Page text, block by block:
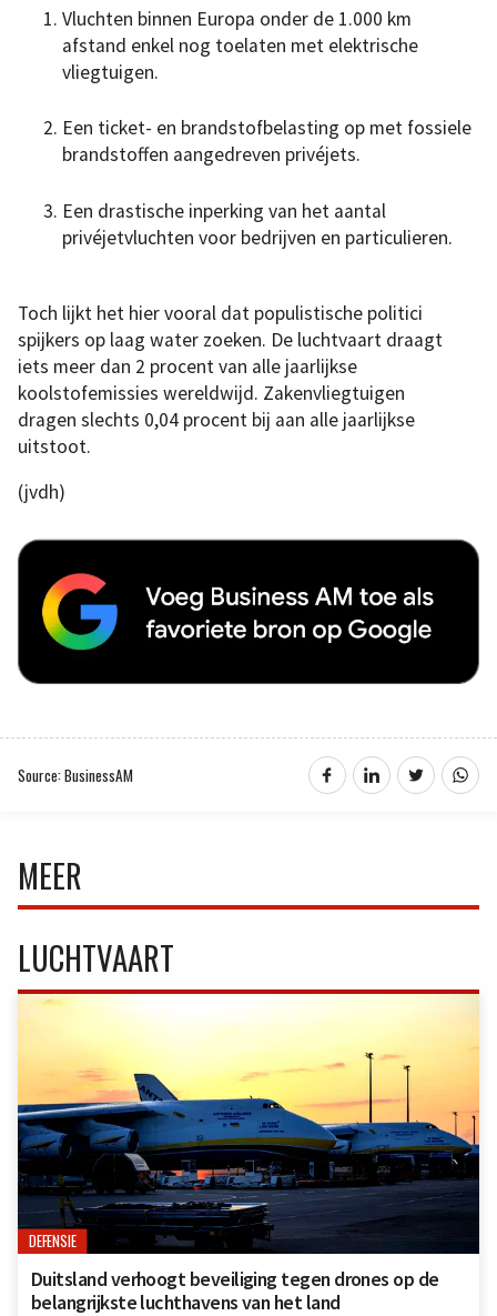
Vluchten binnen Europa onder de 1.000 km
afstand enkel nog toelaten met elektrische
vliegtuigen.
Een ticket- en brandstofbelasting op met fossiele
brandstoffen aangedreven privéjets.
Een drastische inperking van het aantal
privéjetvluchten voor bedrijven en particulieren.
Toch lijkt het hier vooral dat populistische politici
spijkers op laag water zoeken. De luchtvaart draagt ​​
iets meer dan 2 procent van alle jaarlijkse
koolstofemissies wereldwijd. Zakenvliegtuigen
dragen slechts 0,04 procent bij aan alle jaarlijkse
uitstoot.
(jvdh)
Source: BusinessAM
MEER
LUCHTVAART
DEFENSIE
Duitsland verhoogt beveiliging tegen drones op de
belangrijkste luchthavens van het land